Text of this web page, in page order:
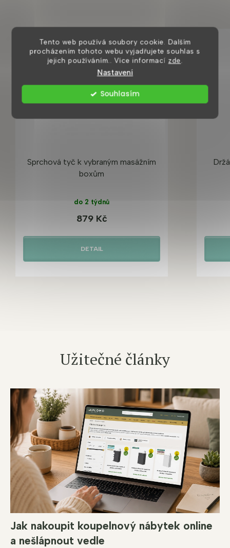
Tento web používá soubory cookie. Dalším
procházením tohoto webu vyjadřujete souhlas s
jejich používáním.. Více informací zde
Nastavení
Souhlasím
Sprchová tyč k vybraným masážním
boxům
do 2 týdnů
879 Kč
DETAIL
Užitečné články
Jak nakoupit koupelnový nábytek online
a nešlápnout vedle